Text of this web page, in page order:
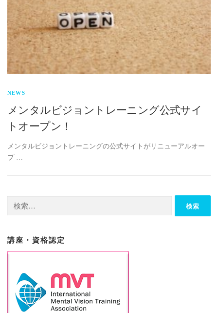
NEWS
メンタルビジョントレーニング公式サイ
トオープン！
メンタルビジョントレーニングの公式サイトがリニューアルオー
プ …
索:
講座・資格認定